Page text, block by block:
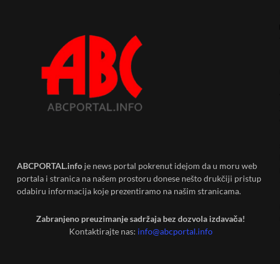
ABCPORTAL.info je news portal pokrenut idejom da u moru web
portala i stranica na našem prostoru donese nešto drukčiji pristup
odabiru informacija koje prezentiramo na našim stranicama.
Zabranjeno preuzimanje sadržaja bez dozvola izdavača!
Kontaktirajte nas: info@abcportal.info